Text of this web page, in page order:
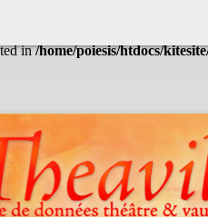
in/home/poiesis/htdocs/